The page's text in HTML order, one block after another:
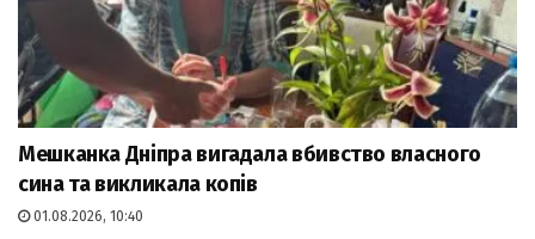
Мешканка Дніпра вигадала вбивство власного
сина та викликала копів
01.08.2026, 10:40